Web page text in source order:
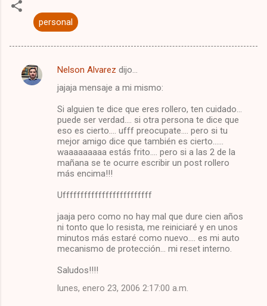
personal
C
Nelson Alvarez dijo…
jajaja mensaje a mi mismo:
Si alguien te dice que eres rollero, ten cuidado...
puede ser verdad.... si otra persona te dice que
eso es cierto.... ufff preocupate.... pero si tu
mejor amigo dice que también es cierto......
waaaaaaaaa estás frito.... pero si a las 2 de la
mañana se te ocurre escribir un post rollero
más encima!!!
Ufffffffffffffffffffffffff
jaaja pero como no hay mal que dure cien años
ni tonto que lo resista, me reiniciaré y en unos
minutos más estaré como nuevo.... es mi auto
mecanismo de protección... mi reset interno.
Saludos!!!!
lunes, enero 23, 2006 2:17:00 a.m.